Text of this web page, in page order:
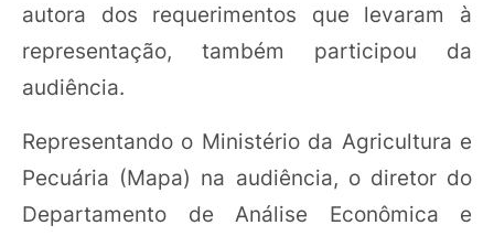
autora dos requerimentos que levaram à
representação, também participou da
audiência.
Representando o Ministério da Agricultura e
Pecuária (Mapa) na audiência, o diretor do
Departamento de Análise Econômica e